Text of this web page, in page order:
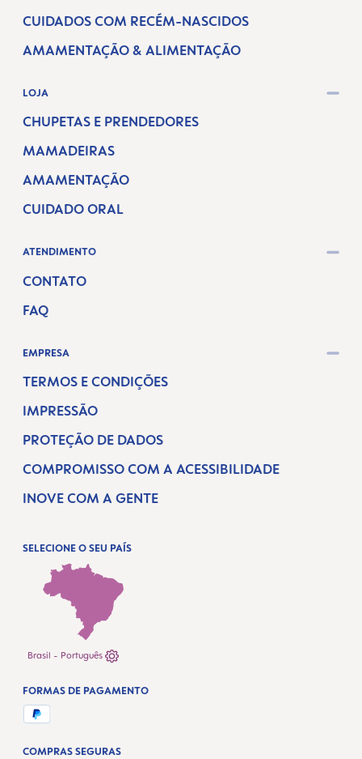
CUIDADOS COM RECÉM-NASCIDOS
AMAMENTAÇÃO & ALIMENTAÇÃO
LOJA
CHUPETAS E PRENDEDORES
MAMADEIRAS
AMAMENTAÇÃO
CUIDADO ORAL
ATENDIMENTO
CONTATO
FAQ
EMPRESA
TERMOS E CONDIÇÕES
IMPRESSÃO
PROTEÇÃO DE DADOS
COMPROMISSO COM A ACESSIBILIDADE
INOVE COM A GENTE
SELECIONE O SEU PAÍS
Brasil - Português
COMPRAS SEGURAS
FORMAS DE PAGAMENTO